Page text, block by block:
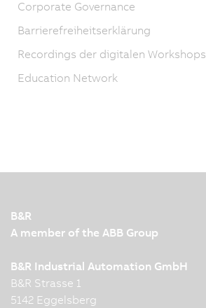
Corporate Governance
Barrierefreiheitserklärung
Recordings der digitalen Workshops
Education Network
B&R
A member of the ABB Group
B&R Industrial Automation GmbH
B&R Strasse 1
5142 Eggelsberg